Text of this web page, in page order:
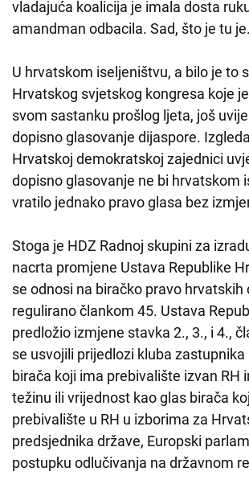
vladajuća koalicija je imala dosta
amandman odbacila. Sad, što je tu je.
U hrvatskom iseljeništvu, a bilo je to
Hrvatskog svjetskog kongresa koje
svom sastanku prošlog ljeta, još
dopisno glasovanje dijaspore.
Hrvatskoj demokratskoj zajednici
dopisno glasovanje ne bi hrvatskom
vratilo jednako pravo glasa bez
Stoga je HDZ Radnoj skupini za
nacrta promjene Ustava Republike
se odnosi na biračko pravo hrvatskih
regulirano člankom 45. Ustava
predložio izmjene stavka 2., 3., i 4.,
se usvojili prijedlozi kluba zastupnika
birača koji ima prebivalište izvan RH
težinu ili vrijednost kao glas birača
prebivalište u RH u izborima za
predsjednika države, Europski
postupku odlučivanja na državnom